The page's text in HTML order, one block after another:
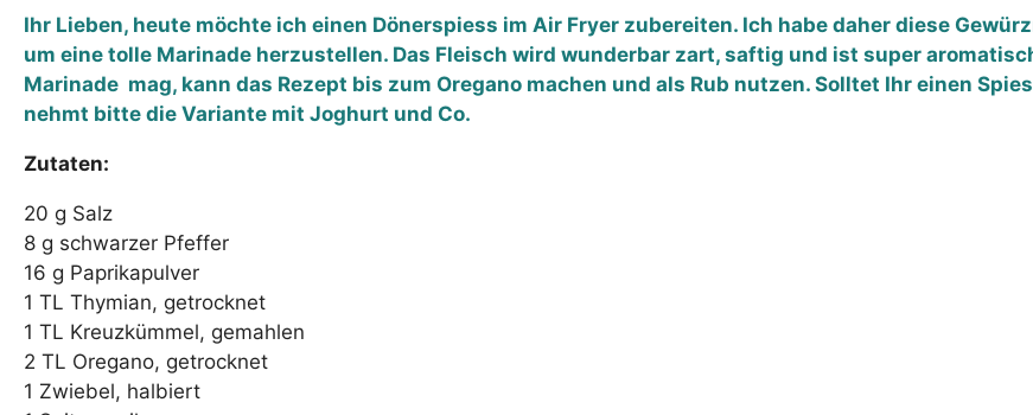
Ihr Lieben, heute möchte ich einen Dönerspiess im Air Fryer zubereiten. Ich habe daher diese
um eine tolle Marinade herzustellen. Das Fleisch wird wunderbar zart, saftig und ist super
Marinade mag, kann das Rezept bis zum Oregano machen und als Rub nutzen. Solltet Ihr einen
nehmt bitte die Variante mit Joghurt und Co.
Zutaten:
20 g Salz
8 g schwarzer Pfeffer
16 g Paprikapulver
1 TL Thymian, getrocknet
1 TL Kreuzkümmel, gemahlen
2 TL Oregano, getrocknet
1 Zwiebel, halbiert